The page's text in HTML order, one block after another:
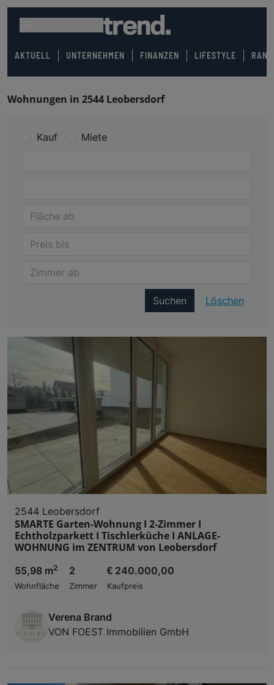
AKTUELL UNTERNEHMEN FINANZEN LIFESTYLE
Wohnungen in 2544 Leobersdorf
Kauf Miete
Suchen Löschen
2544 Leobersdorf
SMARTE Garten-Wohnung I 2-Zimmer I
Echtholzparkett I Tischlerküche I ANLAGE-
WOHNUNG im ZENTRUM von Leobersdorf
55,98 m2
Wohnfläche
2
Zimmer
€ 240.000,00
Kaufpreis
Verena Brand
VON FOEST Immobilien GmbH